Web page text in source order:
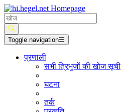
Toggle navigation☰
प्रणाली
सभी त्रिभुजों की खोज सूची
घटना
तर्क